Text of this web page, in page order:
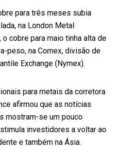
para três meses subia
na London Metal
o cobre para maio tinha alta de
peso, na Comex, divisão de
Exchange (Nymex).
para metais da corretora
afirmou que as notícias
mostram-se um pouco
investidores a voltar ao
e também na Ásia.